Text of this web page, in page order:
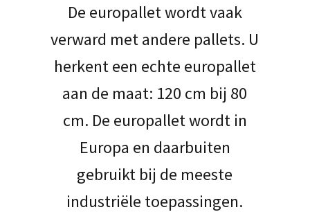
De europallet wordt vaak
verward met andere pallets. U
herkent een echte europallet
aan de maat: 120 cm bij 80
cm. De europallet wordt in
Europa en daarbuiten
gebruikt bij de meeste
industriële toepassingen.